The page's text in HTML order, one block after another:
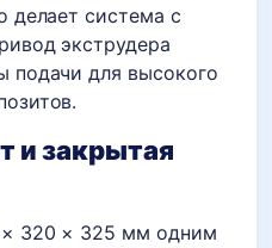
делает система с
экструдера
подачи для высокого
и закрытая
320 × 325 мм одним